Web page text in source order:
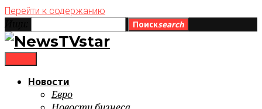
Перейти к содержанию
Поискsearch
Новости
Евро